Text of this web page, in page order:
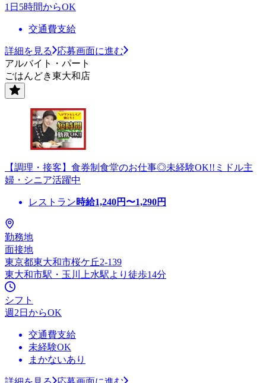
1日5時間からOK
交通費支給
詳細を見る
応募画面に進む
アルバイト・パート
ごはんどき東大和店
【調理・接客】食券制食堂のお仕事◎未経験OK!!ミドル主
婦・シニア活躍中
レストラン時給1,240円〜1,290円
勤務地
面接地
東京都東大和市桜ケ丘2-139
東大和市駅・玉川上水駅より徒歩14分
シフト
週2日からOK
交通費支給
未経験OK
まかないあり